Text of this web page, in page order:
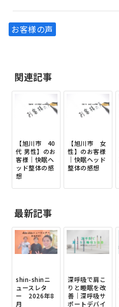
お客様の声
関連記事
【旭川市 40
代 男性】のお
客様｜快眠ヘ
ッド整体の感
想
【旭川市 女
性】のお客様
｜快眠ヘッド
整体の感想
最新記事
shin-shinニ
ュースレタ
ー 2026年8
月
深呼吸で肩こ
りと睡眠を改
善｜深呼吸サ
ポートデバイ